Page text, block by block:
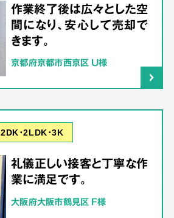
作業終了後は広々とした空
間になり、安心して売却で
きます。
京都府京都市西京区 U様
2DK･2LDK･3K
礼儀正しい接客と丁寧な作
業に満足です。
大阪府大阪市鶴見区 F様